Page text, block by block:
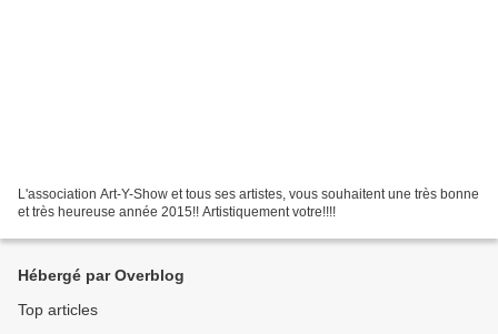
L'association Art-Y-Show et tous ses artistes, vous souhaitent une très bonne
et très heureuse année 2015!! Artistiquement votre!!!!
Hébergé par Overblog
Top articles